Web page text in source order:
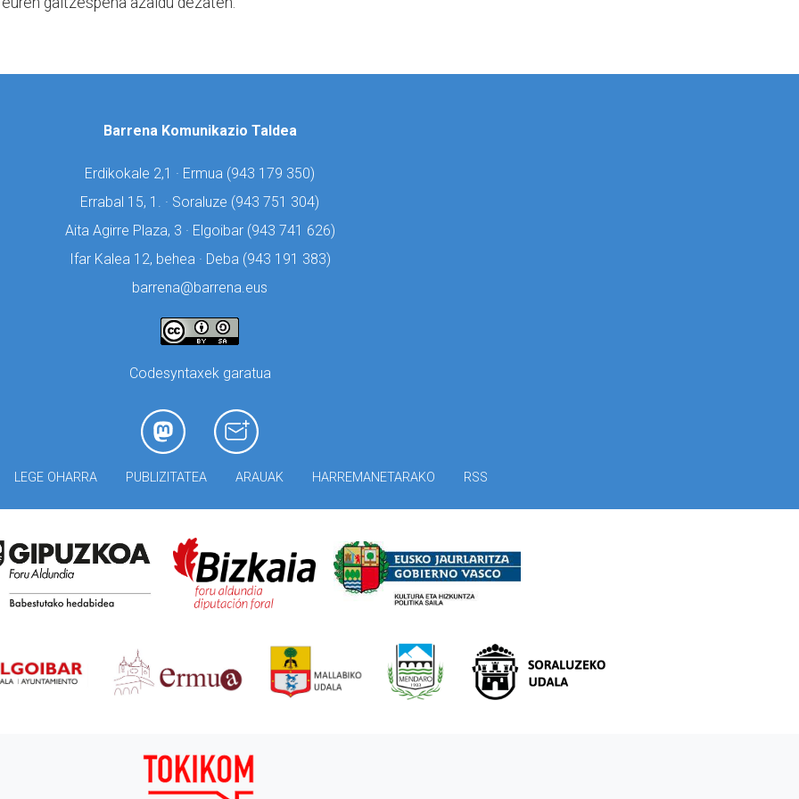
Barrena Komunikazio Taldea
Erdikokale 2,1 · Ermua (943 179 350)
Errabal 15, 1. · Soraluze (943 751 304)
Aita Agirre Plaza, 3 · Elgoibar (943 741 626)
Ifar Kalea 12, behea · Deba (943 191 383)
barrena@barrena.eus
Codesyntaxek garatua
LEGE OHARRA PUBLIZITATEA ARAUAK HARREMANETARAKO RSS